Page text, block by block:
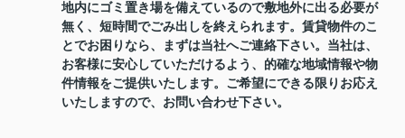
地内にゴミ置き場を備えているので敷地外に出る必要が
無く、短時間でごみ出しを終えられます。賃貸物件のこ
とでお困りなら、まずは当社へご連絡下さい。当社は、
お客様に安心していただけるよう、的確な地域情報や物
件情報をご提供いたします。ご希望にできる限りお応え
いたしますので、お問い合わせ下さい。